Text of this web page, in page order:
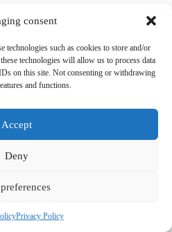
consent
technologies such as cookies to store and/or
technologies will allow us to process data
on this site. Not consenting or withdrawing
and functions.
Accept
Deny
preferences
Privacy Policy
aquecimento solar
filt # filters
filtros lim
#isolamento #maintenance
de aquecimento
leaks